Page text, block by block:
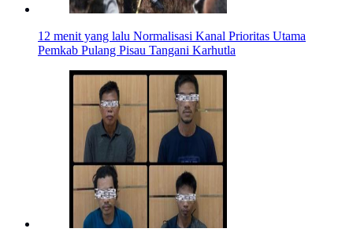
12 menit yang lalu Normalisasi Kanal Prioritas Utama
Pemkab Pulang Pisau Tangani Karhutla